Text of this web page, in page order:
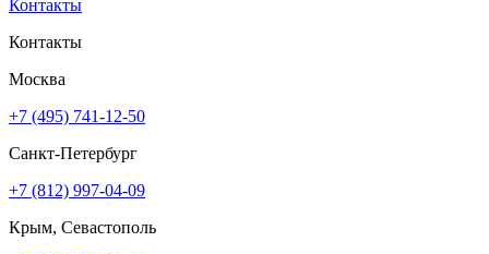
Контакты
Контакты
Москва
+7 (495) 741-12-50
Санкт-Петербург
+7 (812) 997-04-09
Крым, Севастополь